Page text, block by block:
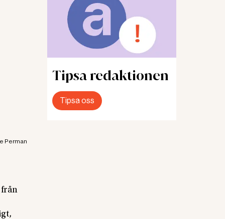
Perman
från
Tipsa redaktionen
Tipsa oss